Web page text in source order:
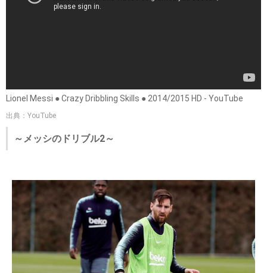
Lionel Messi ● Crazy Dribbling Skills ● 2014/2015 HD - YouTube
出典：YouTube
～メッシのドリブル2～